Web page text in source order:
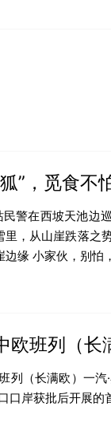
”，觅食不
警在西坡天池边
，从山崖跌落之
缘 小家伙，别
班列（长
列（长满欧）一
口岸获批后开展